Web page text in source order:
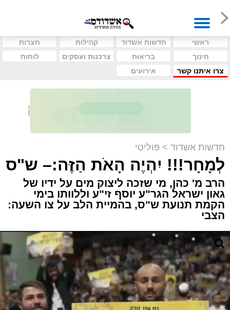
ראשי חדשות אשדוד קהילות
חצרות
חינוך
בריאות צרכנות ועסקים
לוחות
צרו איתנו קשר
אירועים
חדשות אשדוד > פוליטי
לְמָחָר!!! יִהְיֶה הָאֹת הַזֶּה:– ש"ס
הרב מ' כהן, מי שזכה ליצוק מים על ידיו של
גאון ישראל הגר"ע יוסף זי"ע וללוותו בימי
הקמת תנועת ש"ס, בהמיית הלב על צו השעה:
הצבי